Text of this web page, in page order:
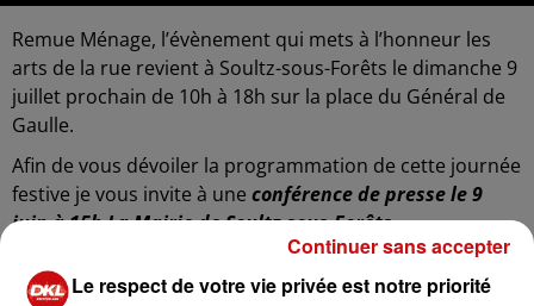
Remue Ménage, l’évènement qui mets à l’honneur les
arts de la rue revient à Soultz-sous-Forêts le dimanche 9
juillet prochain de 10h à 18h sur la place du Général de
Gaulle.
Afin de vous dévoiler la programmation de cette journée
festive je vous invite à une conférence de presse le 9
juin à 15h La Mairie de Soultz-sous-Forêts.
En attendant de vous dévoiler le programme je vous
laisse découvrir le teaser de
Le respect de votre vie privée est notre priorité
Continuer sans accepter